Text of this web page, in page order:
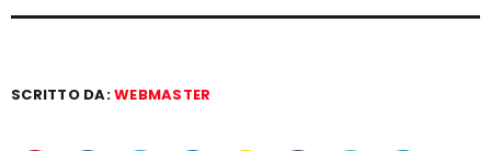
SCRITTO DA:WEBMASTER